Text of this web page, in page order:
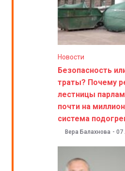
Новости
Безопасность
траты? Почему
лестницы
почти на
система
Вера Балахнова - 07